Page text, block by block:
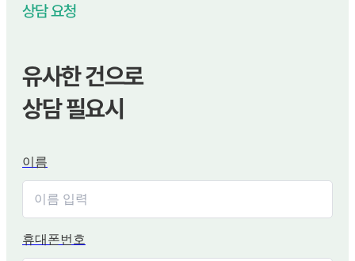
상담 요청
유사한 건으로
상담 필요시
이름
휴대폰번호